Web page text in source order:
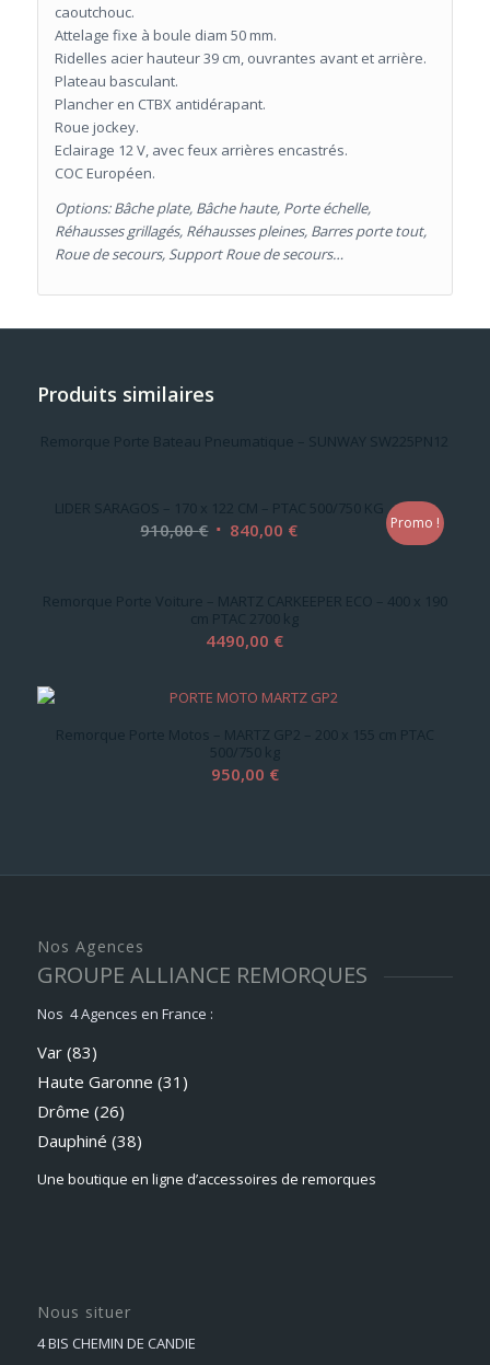
caoutchouc.
Attelage fixe à boule diam 50 mm.
Ridelles acier hauteur 39 cm, ouvrantes avant et arrière.
Plateau basculant.
Plancher en CTBX antidérapant.
Roue jockey.
Eclairage 12 V, avec feux arrières encastrés.
COC Européen.
Options: Bâche plate, Bâche haute, Porte échelle,
Réhausses grillagés, Réhausses pleines, Barres porte tout,
Roue de secours, Support Roue de secours…
Produits similaires
Remorque Porte Bateau Pneumatique – SUNWAY SW225PN12
LIDER SARAGOS – 170 x 122 CM – PTAC 500/750 KG
910,00€ Le
était :
910,00 €.
840,00 €Le
est :
Promo !
Remorque Porte Voiture – MARTZ CARKEEPER ECO – 400 x 190
cm PTAC 2700 kg
4490,00 €
Remorque Porte Motos – MARTZ GP2 – 200 x 155 cm PTAC
500/750 kg
950,00 €
Nos Agences
GROUPE ALLIANCE REMORQUES
Nos 4 Agences en France :
Var (83)
Haute Garonne (31)
Drôme (26)
Dauphiné (38)
Une boutique en ligne d’accessoires de remorques
Nous situer
4 BIS CHEMIN DE CANDIE